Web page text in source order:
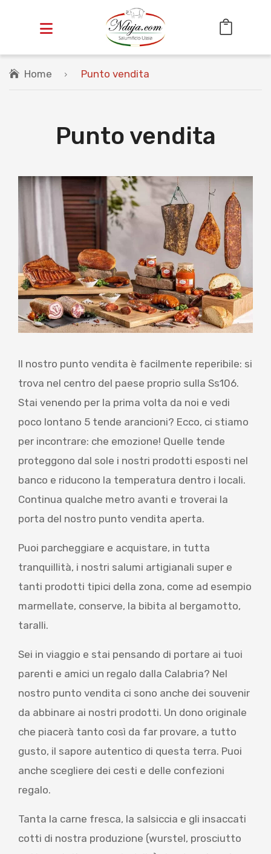
HOME
Stagionati
INSACCATI
CESTINI REGALO
BLOG
CONTATTI
Home Punto vendita
Punto vendita
Il nostro punto vendita è facilmente reperibile: si
trova nel centro del paese proprio sulla Ss106.
Stai venendo per la prima volta da noi e vedi
poco lontano 5 tende arancioni? Ecco, ci stiamo
per incontrare: che emozione! Quelle tende
proteggono dal sole i nostri prodotti esposti nel
banco e riducono la temperatura dentro i locali.
Continua qualche metro avanti e troverai la
porta del nostro punto vendita aperta.
Puoi parcheggiare e acquistare, in tutta
tranquillità, i nostri salumi artigianali super e
tanti prodotti tipici della zona, come ad esempio
marmellate, conserve, la bibita al bergamotto,
taralli.
Sei in viaggio e stai pensando di portare ai tuoi
parenti e amici un regalo dalla Calabria? Nel
nostro punto vendita ci sono anche dei souvenir
da abbinare ai nostri prodotti. Un dono originale
che piacerà tanto così da far provare, a tutto
gusto, il sapore autentico di questa terra. Puoi
anche scegliere dei cesti e delle confezioni
regalo.
Tanta la carne fresca, la salsiccia e gli insaccati
cotti di nostra produzione (wurstel, prosciutto